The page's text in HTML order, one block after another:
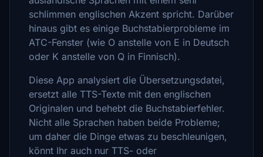
schlimmen englischen Akzent spricht. Darüber
hinaus gibt es einige Buchstabierprobleme im
ATC-Fenster (wie O anstelle von E in Deutsch
oder K anstelle von Q in Finnisch).
Diese App analysiert die Übersetzungsdatei,
ersetzt alle TTS-Texte mit den englischen
Originalen und behebt die Buchstabierfehler.
Nicht alle Sprachen haben beide Probleme;
um daher die Dinge etwas zu beschleunigen,
könnt Ihr auch nur TTS- oder